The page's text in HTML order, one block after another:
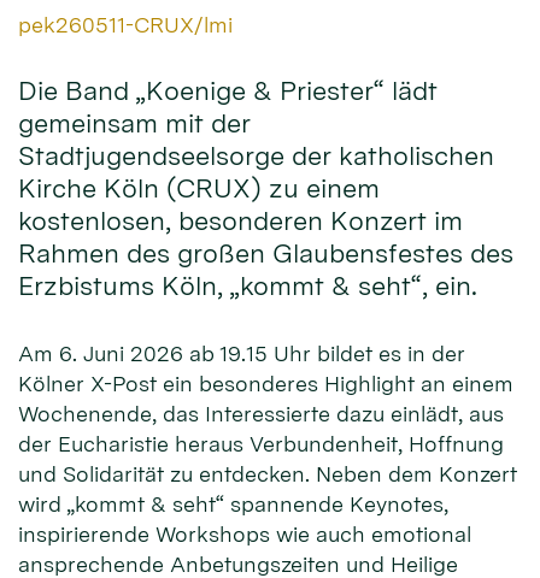
Von:
pek260511-CRUX/lmi
Die Band „Koenige & Priester“ lädt
gemeinsam mit der
Stadtjugendseelsorge der katholischen
Kirche Köln (CRUX) zu einem
kostenlosen, besonderen Konzert im
Rahmen des großen Glaubensfestes des
Erzbistums Köln, „kommt & seht“, ein.
Am 6. Juni 2026 ab 19.15 Uhr bildet es in der
Kölner X-Post ein besonderes Highlight an einem
Wochenende, das Interessierte dazu einlädt, aus
der Eucharistie heraus Verbundenheit, Hoffnung
und Solidarität zu entdecken. Neben dem Konzert
wird „kommt & seht“ spannende Keynotes,
inspirierende Workshops wie auch emotional
ansprechende Anbetungszeiten und Heilige